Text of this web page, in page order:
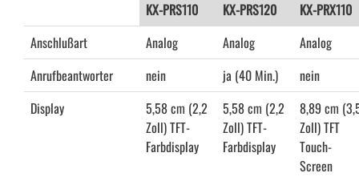
KX-PRS110 KX-PRS120
KX-PRX110
Anschlußart
Analog Analog
Analog
Anrufbeantworter
nein ja (40 Min.)
nein
Display
5,58 cm (2,2
Zoll) TFT-
Farbdisplay
5,58 cm (2,2
Zoll) TFT-
Farbdisplay
8,89 cm
Zoll) TFT
Touch-
Screen